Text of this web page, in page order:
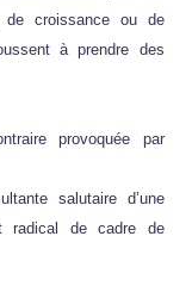
de croissance ou de
à prendre des
provoquée par
salutaire d’une
radical de cadre de